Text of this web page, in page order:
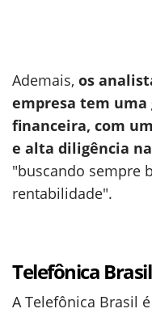
Ademais, os
empresa tem
financeira, com
e alta diligência
"buscando sempre
rentabilidade".
Telefônica
A Telefônica Brasil